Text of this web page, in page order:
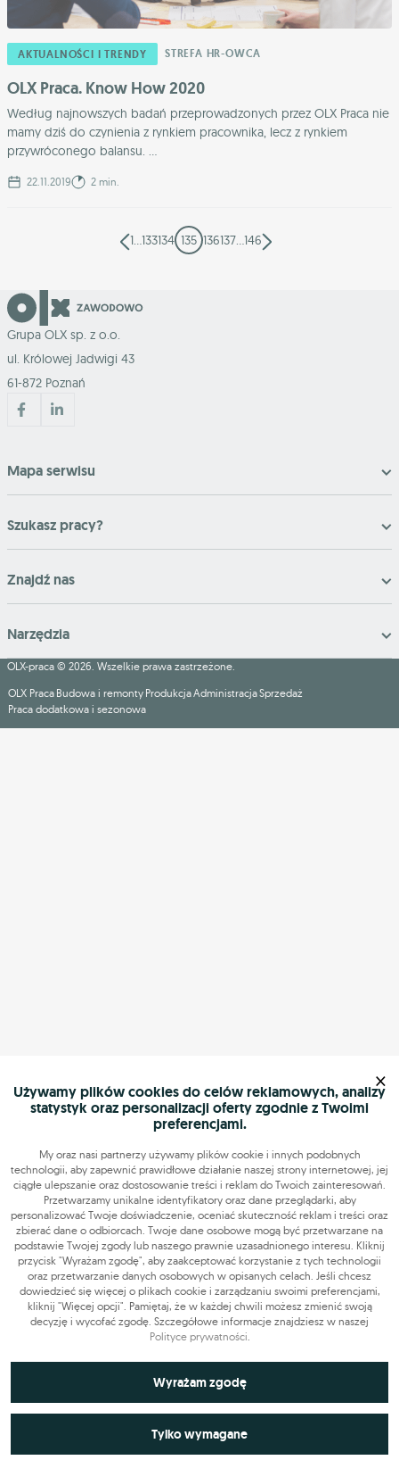
AKTUALNOŚCI I TRENDY STREFA HR-OWCA
OLX Praca. Know How 2020
Według najnowszych badań przeprowadzonych przez OLX Praca nie
mamy dziś do czynienia z rynkiem pracownika, lecz z rynkiem
przywróconego balansu. ...
22.11.2019 2 min.
1…133134 135 136137…146
Grupa OLX sp. z o.o.
ul. Królowej Jadwigi 43
61-872 Poznań
Mapa serwisu
Szukasz pracy?
Znajdź nas
Narzędzia
OLX-praca © 2026. Wszelkie prawa zastrzeżone.
OLX Praca Budowa i remonty ProdukcjaAdministracjaSprzedaż
Praca dodatkowa i sezonowa
Używamy plików cookies do celów reklamowych, analizy
statystyk oraz personalizacji oferty zgodnie z Twoimi
preferencjami.
My oraz nasi partnerzy używamy plików cookie i innych podobnych
technologii, aby zapewnić prawidłowe działanie naszej strony internetowej, jej
ciągłe ulepszanie oraz dostosowanie treści i reklam do Twoich zainteresowań.
Przetwarzamy unikalne identyfikatory oraz dane przeglądarki, aby
personalizować Twoje doświadczenie, oceniać skuteczność reklam i treści oraz
zbierać dane o odbiorcach. Twoje dane osobowe mogą być przetwarzane na
podstawie Twojej zgody lub naszego prawnie uzasadnionego interesu. Kliknij
przycisk "Wyrażam zgodę", aby zaakceptować korzystanie z tych technologii
oraz przetwarzanie danych osobowych w opisanych celach. Jeśli chcesz
dowiedzieć się więcej o plikach cookie i zarządzaniu swoimi preferencjami,
kliknij "Więcej opcji". Pamiętaj, że w każdej chwili możesz zmienić swoją
decyzję i wycofać zgodę. Szczegółowe informacje znajdziesz w naszej
Polityce prywatności.
Niezbędne do funkcjonowania strony
Technicznie niezbędne pliki cookie odgrywają kluczową rolę w
zapewnieniu prawidłowego działania strony internetowej. Obejmują
one identyfikatory sesji, które pozwalają na rozpoznanie użytkownika
Wyrażam zgodę
Tylko wymagane
×